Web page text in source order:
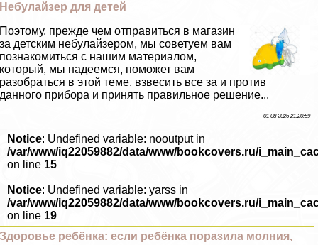
Небулайзер для детей
Поэтому, прежде чем отправиться в магазин
за детским небулайзером, мы советуем вам
познакомиться с нашим материалом,
который, мы надеемся, поможет вам
разобраться в этой теме, взвесить все за и против
данного прибора и принять правильное решение...
01 08 2026 21:20:59
Notice: Undefined variable: nooutput in
/var/www/iq22059882/data/www/bookcovers.ru/
on line 15
Notice: Undefined variable: yarss in
/var/www/iq22059882/data/www/bookcovers.ru/
on line 19
Здоровье ребёнка: если ребёнка поразила молния,